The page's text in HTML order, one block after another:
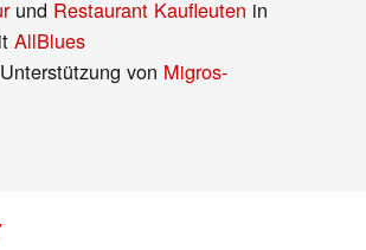
und Restaurant Kaufleuten in
AllBlues
von Migros-